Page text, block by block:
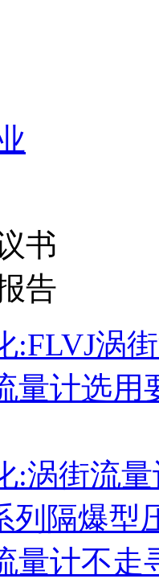
书
告
:FLVJ涡
量计选用
:涡街流
列隔爆型
量计不走